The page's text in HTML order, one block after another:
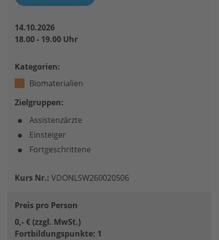
14.10.2026
18.00 - 19.00 Uhr
Kategorien:
Biomaterialien
Zielgruppen:
Assistenzärzte
Einsteiger
Fortgeschrittene
Kurs Nr.: VDONLSW260020506
Preis pro Person
0,- € (zzgl. MwSt.)
Fortbildungspunkte: 1